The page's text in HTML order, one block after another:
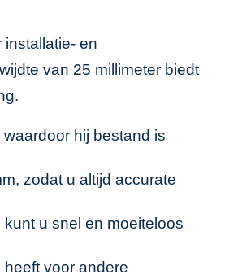
en
van 25 millimeter biedt
hij bestand is
zodat u altijd accurate
u snel en moeiteloos
voor andere